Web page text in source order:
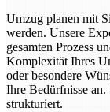
Umzug planen mit
werden. Unsere
gesamten Prozess
Komplexität Ihres
oder besondere
Ihre Bedürfnisse
strukturiert.